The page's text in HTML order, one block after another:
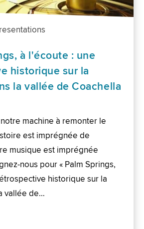
à l'écoute : une
historique sur la
la vallée de Coachella
machine à remonter le
est imprégnée de
musique est imprégnée
nous pour « Palm Springs,
historique sur la
vallée de…